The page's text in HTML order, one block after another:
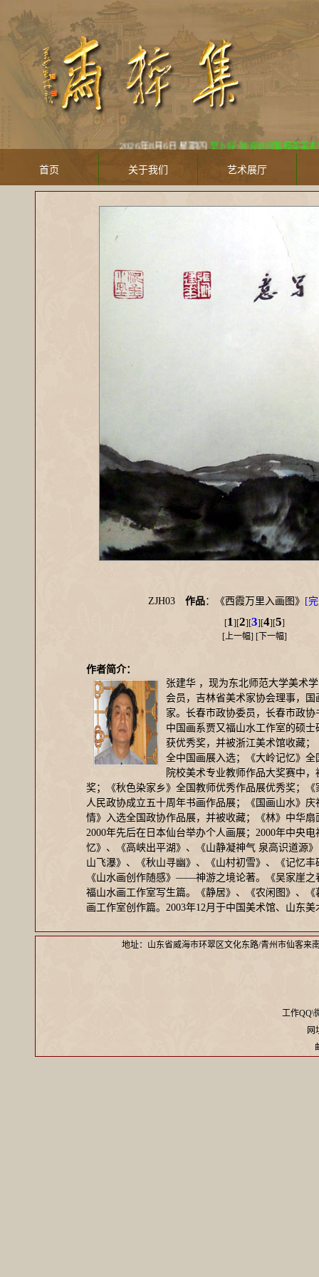
2026年8月6日 星期四 早上好! 欢迎访问集粹斋美术馆
首页 关于我们 艺术展厅
ZJH03 作品：《西霞万里入画图》 [
[1][2][3][4][5]
[上一幅] [ 下一幅]
作者简介：
张建华 ，现为东北师范大学美术
会员，吉林省美术家协会理事，
家。长春市政协委员，长春市政
中国画系贾又福山水工作室的硕
获优秀奖，并被浙江美术馆收藏
全中国画展入选；《大岭记忆》
院校美术专业教师作品大奖赛中
奖；《秋色染家乡》全国教师优秀作品展优秀奖；
人民政协成立五十周年书画作品展；《国画山水》
情》入选全国政协作品展，并被收藏；《林》中华
2000年先后在日本仙台举办个人画展；2000年中央
忆》、《高峡出平湖》、《山静凝神气 泉高识道源
山飞瀑》、《秋山寻幽》、《山村初雪》、《记忆
《山水画创作随感》——神游之境论著。《吴家崖
福山水画工作室写生篇。《静居》、《农闲图》、
画工作室创作篇。2003年12月于中国美术馆、山东
地址：山东省威海市环翠区文化东路/青州市仙客来
工作QQ\
网